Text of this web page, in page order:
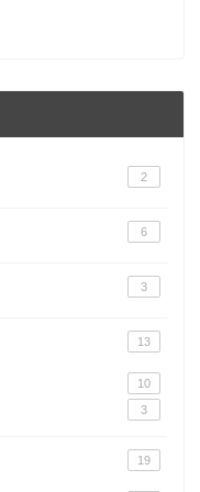
2
6
3
13
10
3
19